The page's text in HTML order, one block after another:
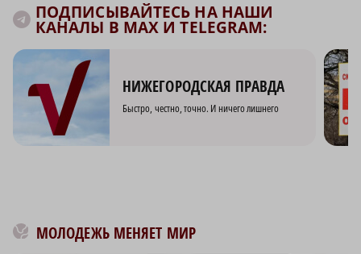
ПОДПИСЫВАЙТЕСЬ НА НАШИ
КАНАЛЫ В MAX И TELEGRAM:
НИЖЕГОРОДСКАЯ ПРАВДА
Быстро, честно, точно. И ничего лишнего
МОЛОДЕЖЬ МЕНЯЕТ МИР